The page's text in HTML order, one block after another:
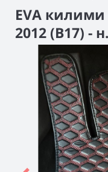
EVA
2012 (B17) -